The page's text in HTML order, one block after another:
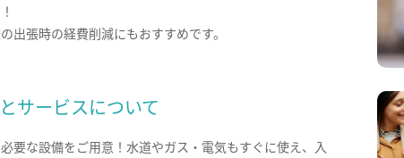
出張時の経費削減にもおすすめです。
サービスについて
要な設備をご用意！水道やガス・電気もすぐに使え、入